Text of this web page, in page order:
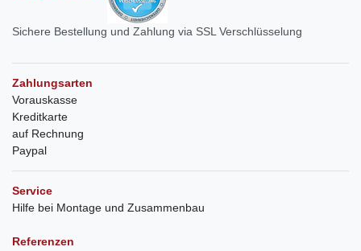
Sichere Bestellung und Zahlung via SSL Verschlüsselung
Zahlungsarten
Vorauskasse
Kreditkarte
auf Rechnung
Paypal
Service
Hilfe bei Montage und Zusammenbau
Referenzen